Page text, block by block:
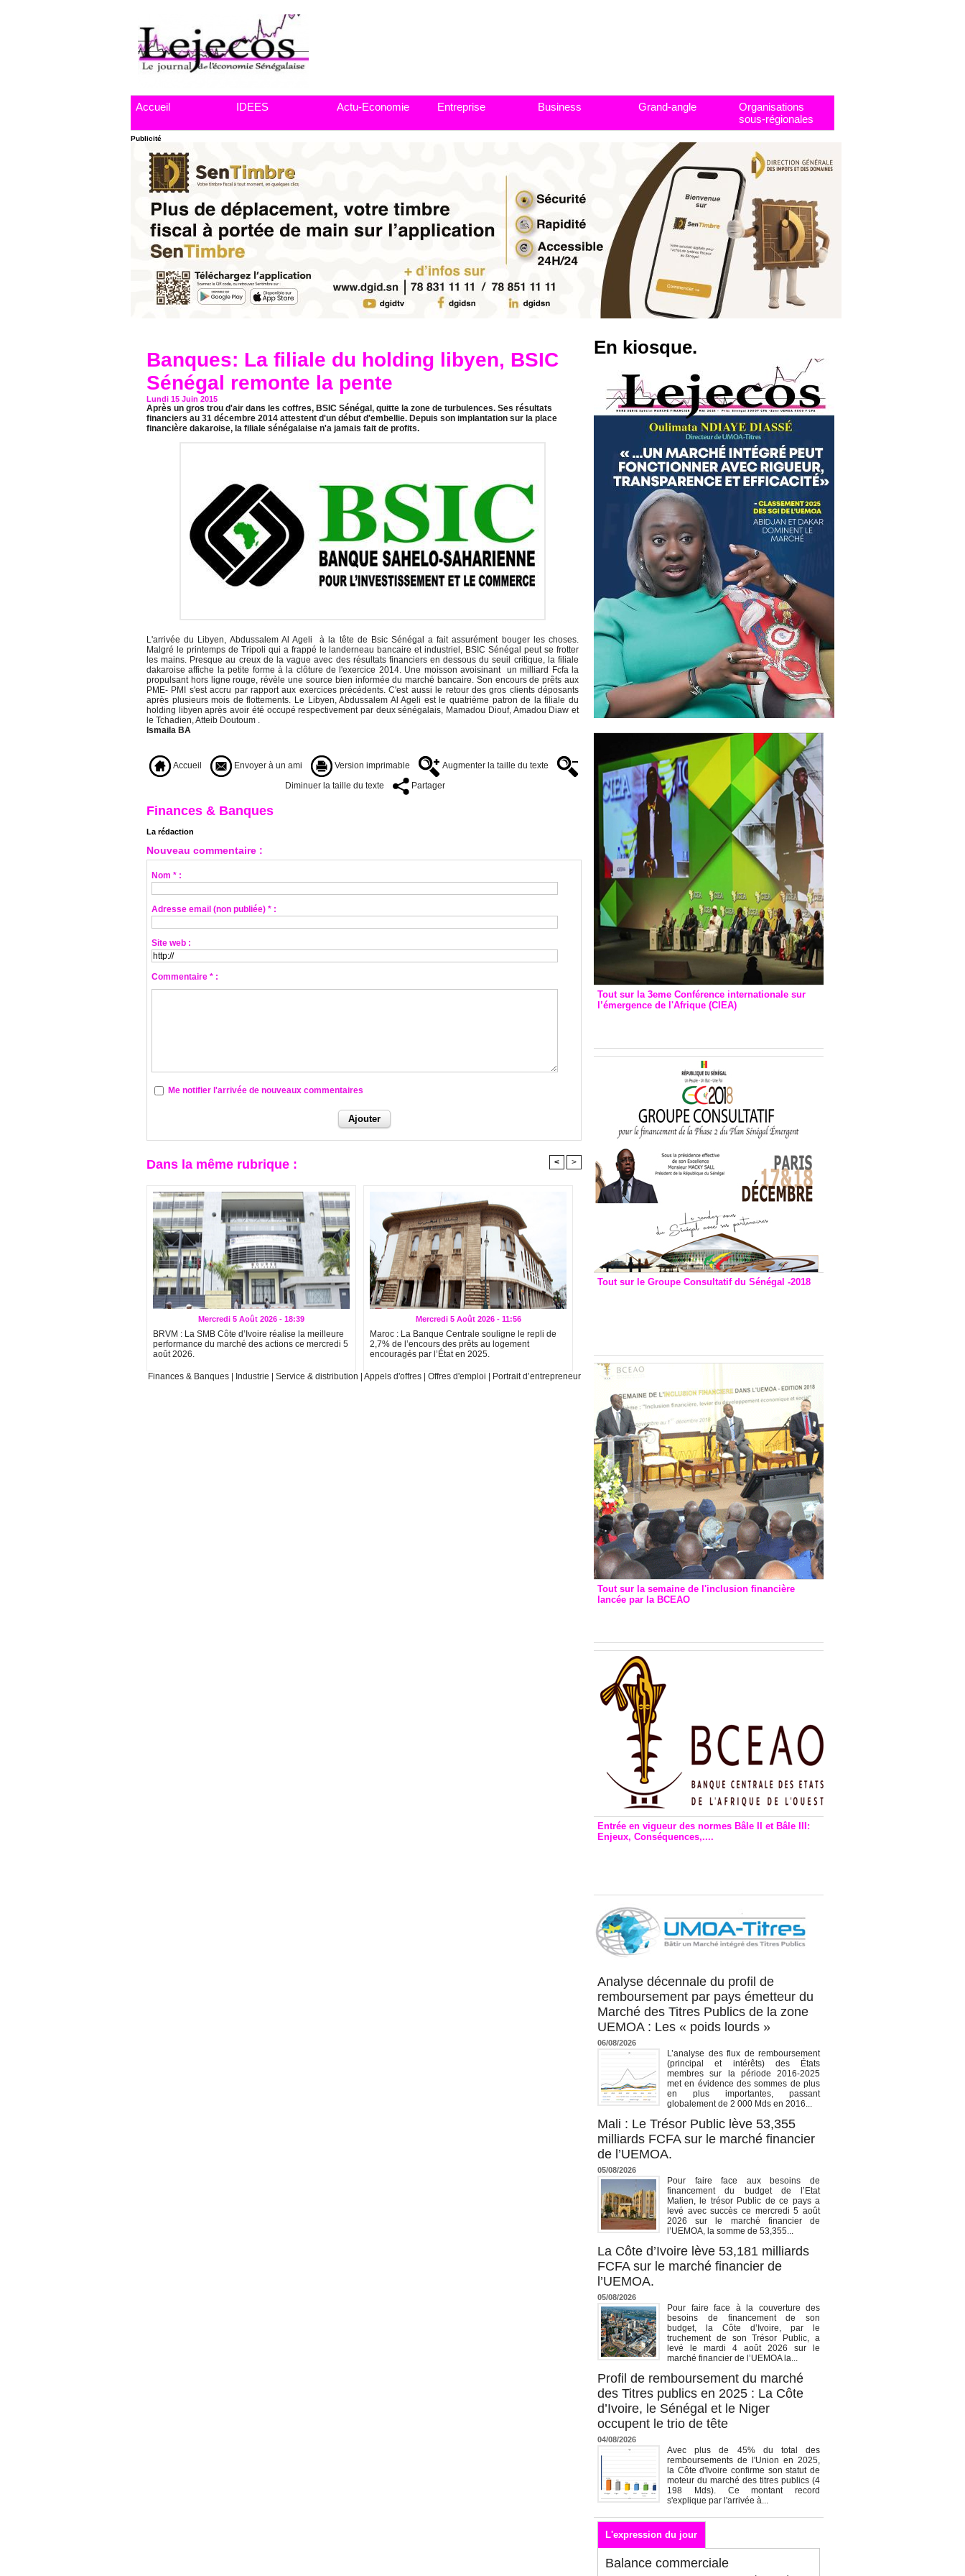
Accueil IDEES Actu-Economie Entreprise Business Grand-angle
Organisations
sous-régionales
Publicité
Banques: La filiale du holding libyen, BSIC
Sénégal remonte la pente
Lundi 15 Juin 2015
Après un gros trou d'air dans les coffres, BSIC Sénégal, quitte la zone de turbulences. Ses résultats
financiers au 31 décembre 2014 attestent d'un début d'embellie. Depuis son implantation sur la place
financière dakaroise, la filiale sénégalaise n'a jamais fait de profits.
L'arrivée du Libyen, Abdussalem Al Ageli à la tête de Bsic Sénégal a fait assurément bouger les choses.
Malgré le printemps de Tripoli qui a frappé le landerneau bancaire et industriel, BSIC Sénégal peut se frotter
les mains. Presque au creux de la vague avec des résultats financiers en dessous du seuil critique, la filiale
dakaroise affiche la petite forme à la clôture de l'exercice 2014. Une moisson avoisinant un milliard Fcfa la
propulsant hors ligne rouge, révèle une source bien informée du marché bancaire. Son encours de prêts aux
PME- PMI s'est accru par rapport aux exercices précédents. C'est aussi le retour des gros clients déposants
après plusieurs mois de flottements. Le Libyen, Abdussalem Al Ageli est le quatrième patron de la filiale du
holding libyen après avoir été occupé respectivement par deux sénégalais, Mamadou Diouf, Amadou Diaw et
le Tchadien, Atteib Doutoum .
Ismaila BA
Accueil Envoyer à un ami Version imprimable
Augmenter la taille du texte
Diminuer la taille du texte
Partager
Finances & Banques
La rédaction
Nouveau commentaire :
Nom * :
Adresse email (non publiée) * :
Site web :
Commentaire * :
Me notifier l'arrivée de nouveaux commentaires
Dans la même rubrique : < >
Mercredi 5 Août 2026 - 18:39
BRVM : La SMB Côte d’Ivoire réalise la meilleure
performance du marché des actions ce mercredi 5
août 2026.
Mercredi 5 Août 2026 - 11:56
Maroc : La Banque Centrale souligne le repli de
2,7% de l’encours des prêts au logement
encouragés par l’État en 2025.
Finances & Banques Industrie Service & distribution Appels d'offres Offres d'emploi Portrait d’entrepreneur
En kiosque.
Tout sur la 3eme Conférence internationale sur
l’émergence de l'Afrique (CIEA)
Tout sur le Groupe Consultatif du Sénégal -2018
Tout sur la semaine de l'inclusion financière
lancée par la BCEAO
Entrée en vigueur des normes Bâle II et Bâle III:
Enjeux, Conséquences,....
Analyse décennale du profil de
remboursement par pays émetteur du
Marché des Titres Publics de la zone
UEMOA : Les « poids lourds »
06/08/2026
L’analyse des flux de remboursement
(principal et intérêts) des États
membres sur la période 2016-2025
met en évidence des sommes de plus
en plus importantes, passant
globalement de 2 000 Mds en 2016...
Mali : Le Trésor Public lève 53,355
milliards FCFA sur le marché financier
de l’UEMOA.
05/08/2026
Pour faire face aux besoins de
financement du budget de l’Etat
Malien, le trésor Public de ce pays a
levé avec succès ce mercredi 5 août
2026 sur le marché financier de
l’UEMOA, la somme de 53,355...
La Côte d’Ivoire lève 53,181 milliards
FCFA sur le marché financier de
l’UEMOA.
05/08/2026
Pour faire face à la couverture des
besoins de financement de son
budget, la Côte d’Ivoire, par le
truchement de son Trésor Public, a
levé le mardi 4 août 2026 sur le
marché financier de l’UEMOA la...
Profil de remboursement du marché
des Titres publics en 2025 : La Côte
d’Ivoire, le Sénégal et le Niger
occupent le trio de tête
04/08/2026
Avec plus de 45% du total des
remboursements de l'Union en 2025,
la Côte d'Ivoire confirme son statut de
moteur du marché des titres publics (4
198 Mds). Ce montant record
s'explique par l'arrivée à...
L'expression du jour
Balance commerciale